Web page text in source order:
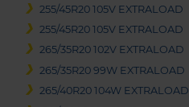
255/45R20 105V EXTRALOAD
255/45R20 105V EXTRALOAD
265/35R20 102V EXTRALOAD
265/35R20 99W EXTRALOAD
265/40R20 104W EXTRALOAD